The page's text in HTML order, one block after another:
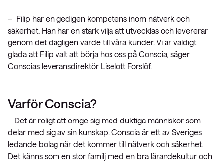
– Filip har en gedigen kompetens inom nätverk och
säkerhet. Han har en stark vilja att utvecklas och levererar
genom det dagligen värde till våra kunder. Vi är väldigt
glada att Filip valt att börja hos oss på Conscia, säger
Conscias leveransdirektör Liselott Forslöf.
Varför Conscia?
– Det är roligt att omge sig med duktiga människor som
delar med sig av sin kunskap. Conscia är ett av Sveriges
ledande bolag när det kommer till nätverk och säkerhet.
Det känns som en stor familj med en bra lärandekultur och